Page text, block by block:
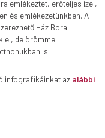
emlékeztet, erőteljes ízei,
és emlékezetünkben. A
Ház Bora
el, de örömmel
is.
infografikáinkat az alábbi